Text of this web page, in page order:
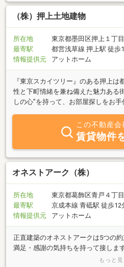
も、誠意を持ってサポートいたし
に関することならなんでも、まずは
（株）押上土地建物
所在地
東京都墨田区押上１丁
最寄駅
都営浅草線 押上駅 徒歩
情報提供元
アットホーム
『東京スカイツリー』のある押上
性と下町情緒を兼ね備えた魅力ある
しの心”を持って、お部屋探しをお手
この不動産会
賃貸物件
オネストアーク（株）
所在地
東京都葛飾区青戸４丁
最寄駅
京成本線 青砥駅 徒歩12
情報提供元
アットホーム
正直建築のオネストアークは5つの
満足・感謝の気持ちを持って接しま
ビスを心がけます。３．お客様のど
もっと見